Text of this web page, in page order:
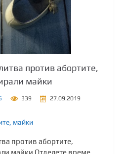
против абортите,
майки
339 27.09.2019
майки
против абортите,
майки Отделете време